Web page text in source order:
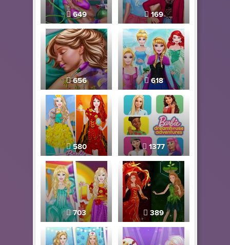
649 169
656 618
580 1377
703 389